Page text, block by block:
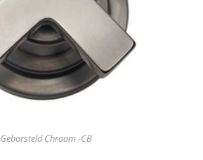
Geborsteld Chroom -CB